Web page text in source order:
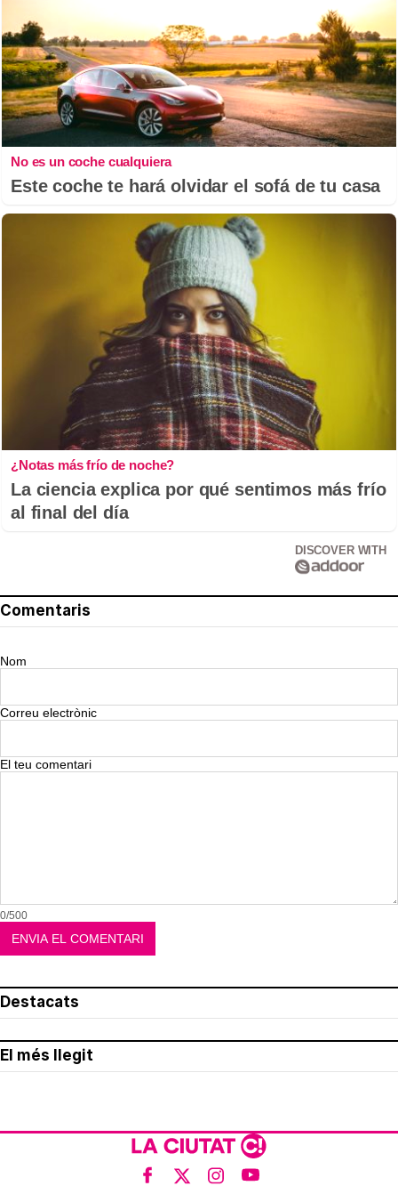
No es un coche cualquiera
Este coche te hará olvidar el sofá de tu casa
¿Notas más frío de noche?
La ciencia explica por qué sentimos más frío
al final del día
DISCOVER WITH
Comentaris
Nom
Correu electrònic
El teu comentari
0/500
Destacats
El més llegit